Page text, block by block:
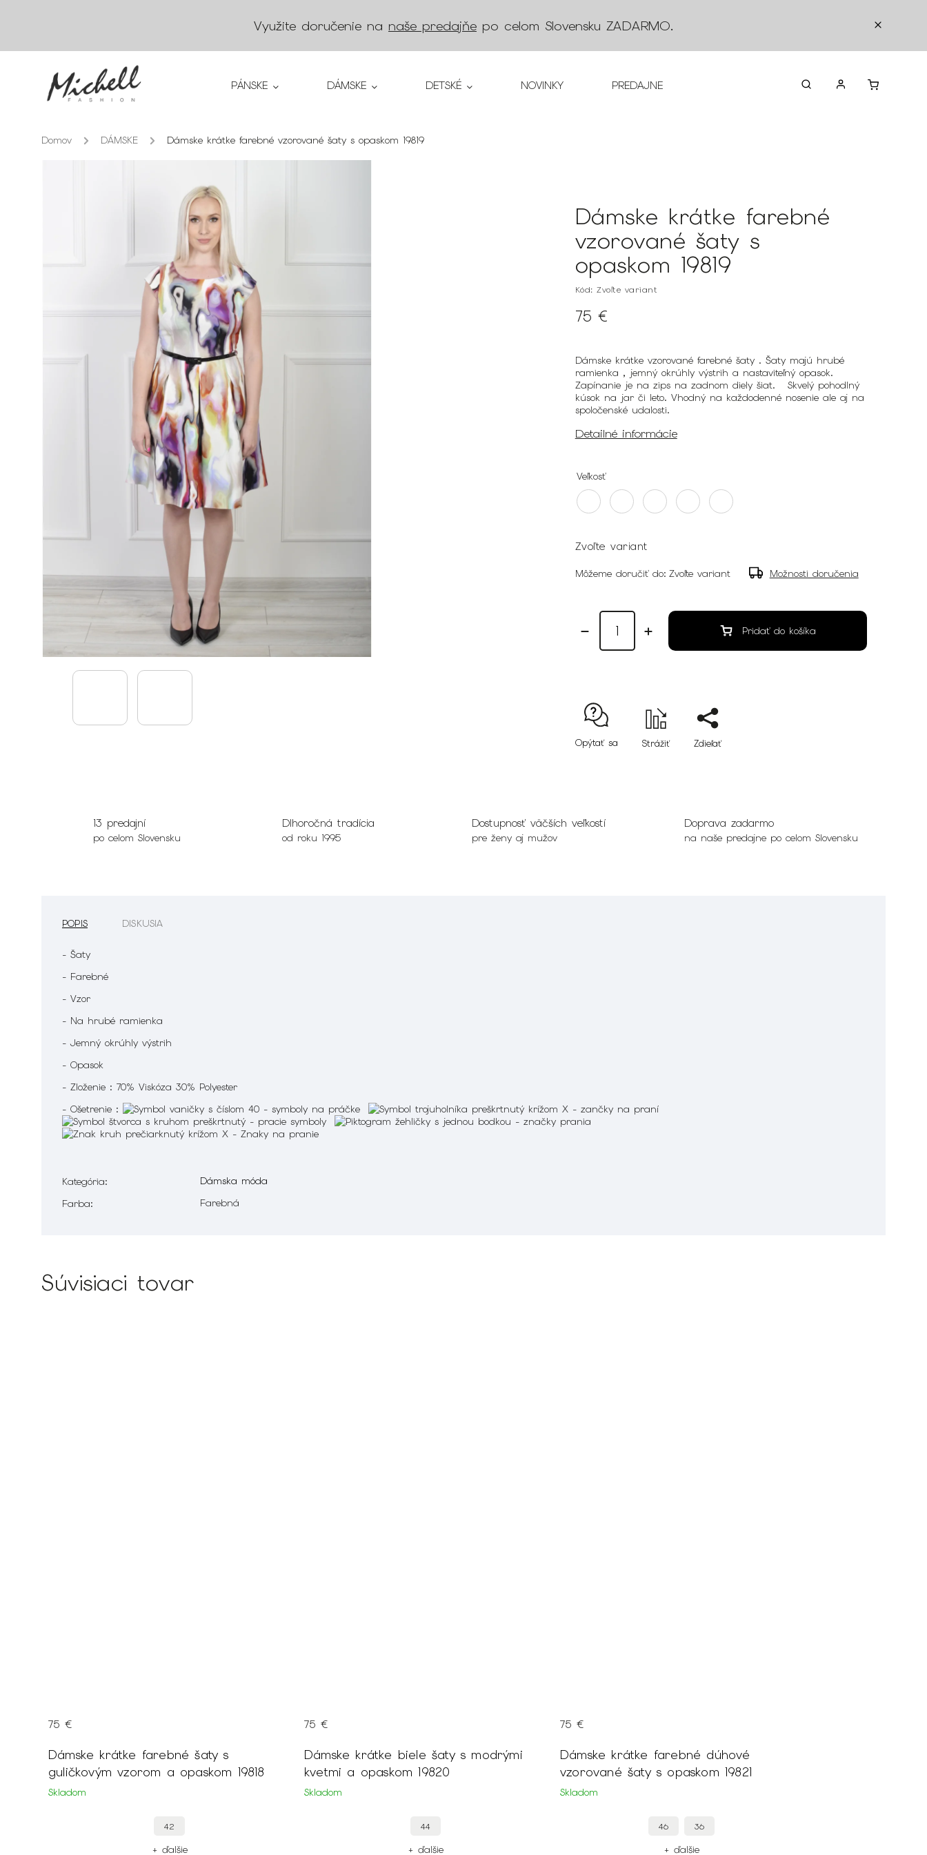
Využite doručenie na naše predajňe po celom Slovensku ZADARMO.
PÁNSKE DÁMSKE DETSKÉ NOVINKY PREDAJNE KONTAKTY
Domov / DÁMSKE / Dámske krátke farebné vzorované šaty s opaskom 19819
Dámske krátke farebné
vzorované šaty s
opaskom 19819
Kód: Zvoľte variant
75 €
Dámske krátke vzorované farebné šaty . Šaty majú hrubé
ramienka , jemný okrúhly výstrih a nastaviteľný opasok.
Zapínanie je na zips na zadnom diely šiat.
Skvelý pohodlný
kúsok na jar či leto. Vhodný na každodenné nosenie ale aj na
spoločenské udalosti.
Detailné informácie
Veľkosť
Zvoľte variant
Môžeme doručiť do: Zvoľte variant Možnosti doručenia
Pridať do košíka
Opýtať sa Strážiť Zdieľať
13 predajní
po celom Slovensku
Dlhoročná tradícia
od roku 1995
Dostupnosť väčších veľkostí
pre ženy aj mužov
Doprava zadarmo
na naše predajne po celom Slovensku
POPIS DISKUSIA
- Šaty
- Farebné
- Vzor
- Na hrubé ramienka
- Jemný okrúhly výstrih
- Opasok
- Zloženie : 70% Viskóza 30% Polyester
- Ošetrenie :
Kategória:
Dámska móda
Farba: Farebná
Súvisiaci tovar
Dámske krátke farebné šaty s
guličkovým vzorom a opaskom 19818
Skladom
75 €
42
+ ďalšie
Dámske krátke biele šaty s modrými
kvetmi a opaskom 19820
Skladom
75 €
44
+ ďalšie
Dámske krátke farebné dúhové
vzorované šaty s opaskom 19821
Skladom
75 €
46 36
+ ďalšie